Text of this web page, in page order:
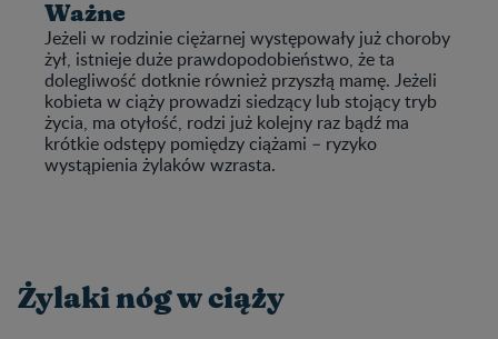
Ważne
Jeżeli w rodzinie ciężarnej występowały już choroby
żył, istnieje duże prawdopodobieństwo, że ta
dolegliwość dotknie również przyszłą mamę. Jeżeli
kobieta w ciąży prowadzi siedzący lub stojący tryb
życia, ma otyłość, rodzi już kolejny raz bądź ma
krótkie odstępy pomiędzy ciążami – ryzyko
wystąpienia żylaków wzrasta.
Żylaki nóg w ciąży